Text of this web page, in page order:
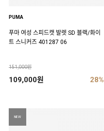
PUMA
푸마 여성 스피드캣 발렛 SD 블랙/화이
트 스니커즈 401287 06
151,000원
109,000원 28%
NEW